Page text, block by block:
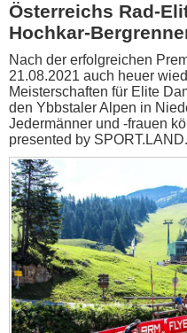
Österreichs Rad-
Hochkar-
Nach der erfolgreichen
21.08.2021 auch heuer
Meisterschaften für Elite
den Ybbstaler Alpen in
Jedermänner und -frauen
presented by